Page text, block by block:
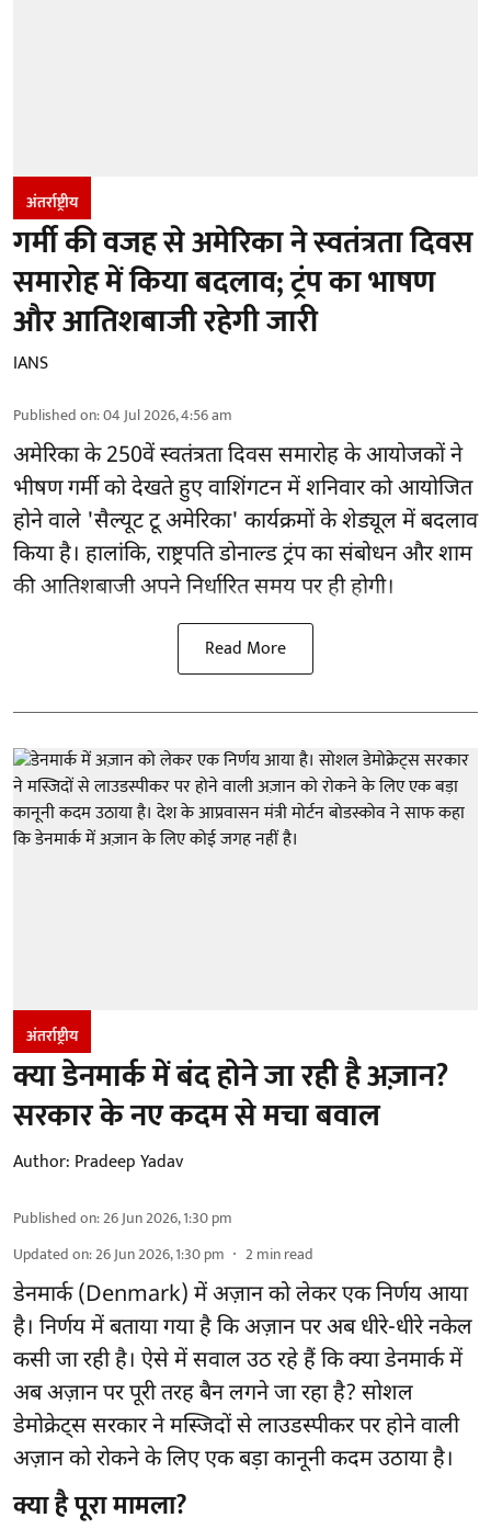
अंतर्राष्ट्रीय
गर्मी की वजह से अमेरिका ने स्वतंत्रता दिवस
समारोह में किया बदलाव; ट्रंप का भाषण
और आतिशबाजी रहेगी जारी
IANS
Published on:04 Jul 2026, 4:56 am
अमेरिका के 250वें स्वतंत्रता दिवस समारोह के आयोजकों ने
भीषण गर्मी को देखते हुए वाशिंगटन में शनिवार को आयोजित
होने वाले 'सैल्यूट टू अमेरिका' कार्यक्रमों के शेड्यूल में बदलाव
किया है। हालांकि, राष्ट्रपति डोनाल्ड ट्रंप का संबोधन और शाम
की आतिशबाजी अपने निर्धारित समय पर ही होगी।
Read More
अंतर्राष्ट्रीय
क्या डेनमार्क में बंद होने जा रही है अज़ान?
सरकार के नए कदम से मचा बवाल
Author: Pradeep Yadav
Published on:26 Jun 2026, 1:30 pm
Updated on:26 Jun 2026, 1:30 pm 2min read
डेनमार्क (Denmark) में अज़ान को लेकर एक निर्णय आया
है। निर्णय में बताया गया है कि अज़ान पर अब धीरे-धीरे नकेल
कसी जा रही है। ऐसे में सवाल उठ रहे हैं कि क्या डेनमार्क में
अब अज़ान पर पूरी तरह बैन लगने जा रहा है? सोशल
डेमोक्रेट्स सरकार ने मस्जिदों से लाउडस्पीकर पर होने वाली
अज़ान को रोकने के लिए एक बड़ा कानूनी कदम उठाया है।
क्या है पूरा मामला?